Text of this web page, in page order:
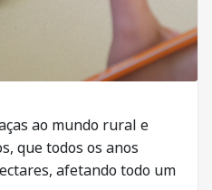
ao mundo rural e
que todos os anos
afetando todo um